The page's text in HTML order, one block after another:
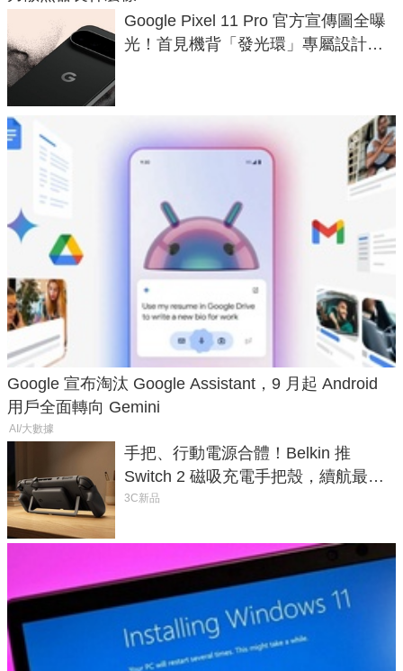
Google Pixel 11 Pro 官方宣傳圖全曝
光！首見機背「發光環」專屬設計、
Google 宣布淘汰 Google Assistant，9 月起 Android
用戶全面轉向 Gemini
AI/大數據
手把、行動電源合體！Belkin 推
Switch 2 磁吸充電手把殼，續航最高
延長 1.5 倍
3C新品